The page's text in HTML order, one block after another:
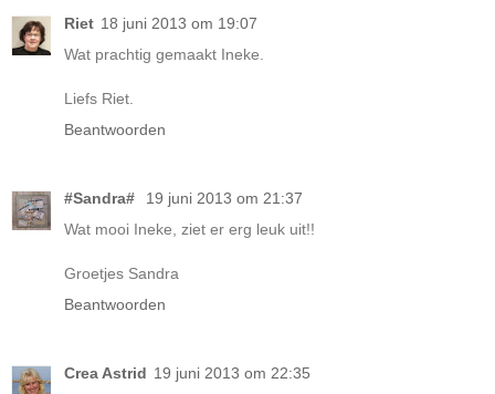
Riet 18 juni 2013 om 19:07
Wat prachtig gemaakt Ineke.
Liefs Riet.
Beantwoorden
#Sandra#
19 juni 2013 om 21:37
Wat mooi Ineke, ziet er erg leuk uit!!
Groetjes Sandra
Beantwoorden
Crea Astrid 19 juni 2013 om 22:35